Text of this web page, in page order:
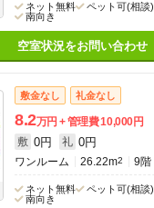
ネット無料 ペット可(相談)
南向き
空室状況をお問い合わせ
敷金なし 礼金なし
8.2万円 管理費10,000円
敷 0円 礼 0円
ワンルーム 26.22m2 9階
ネット無料 ペット可(相談)
南向き